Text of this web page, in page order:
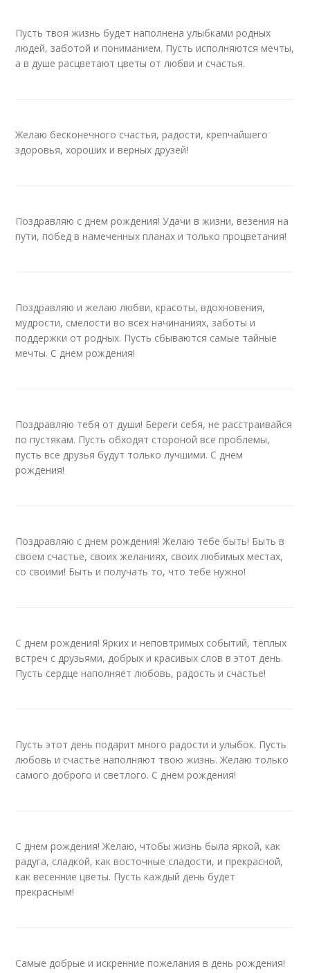
Пусть твоя жизнь будет наполнена улыбками родных
людей, заботой и пониманием. Пусть исполняются мечты,
а в душе расцветают цветы от любви и счастья.
Желаю бесконечного счастья, радости, крепчайшего
здоровья, хороших и верных друзей!
Поздравляю с днем рождения! Удачи в жизни, везения на
пути, побед в намеченных планах и только процветания!
Поздравляю и желаю любви, красоты, вдохновения,
мудрости, смелости во всех начинаниях, заботы и
поддержки от родных. Пусть сбываются самые тайные
мечты. С днем рождения!
Поздравляю тебя от души! Береги себя, не расстраивайся
по пустякам. Пусть обходят стороной все проблемы,
пусть все друзья будут только лучшими. С днем
рождения!
Поздравляю с днем рождения! Желаю тебе быть! Быть в
своем счастье, своих желаниях, своих любимых местах,
со своими! Быть и получать то, что тебе нужно!
С днем рождения! Ярких и неповтримых событий, тёплых
встреч с друзьями, добрых и красивых слов в этот день.
Пусть сердце наполняет любовь, радость и счастье!
Пусть этот день подарит много радости и улыбок. Пусть
любовь и счастье наполняют твою жизнь. Желаю только
самого доброго и светлого. С днем рождения!
С днем рождения! Желаю, чтобы жизнь была яркой, как
радуга, сладкой, как восточные сладости, и прекрасной,
как весенние цветы. Пусть каждый день будет
прекрасным!
Самые добрые и искренние пожелания в день рождения!